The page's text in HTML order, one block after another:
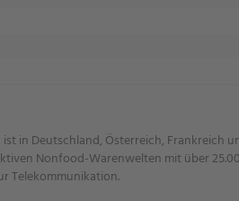
in Deutschland, Österreich, Frankreich
Nonfood-Warenwelten mit über
Telekommunikation.